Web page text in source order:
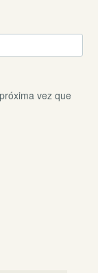
vez que